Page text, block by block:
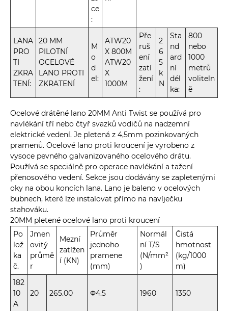
ce
:
LANA
PRO
TI
ZKRA
TENÍ:
20 MM
PILOTNÍ
OCELOVÉ
LANO PROTI
ZKRATENÍ
M
o
d
el:
ATW20
X 800M
ATW20
X
1000M
Pře
ruš
ení
zatí
žení
:
2
6
5
k
N
Sta
nd
ard
ní
dél
ka:
800
nebo
1000
metrů
voliteln
ě
Ocelové drátěné lano 20MM Anti Twist se používá pro
navlékání tří nebo čtyř svazků vodičů na nadzemní
elektrické vedení. Je pletená z 4,5mm pozinkovaných
pramenů. Ocelové lano proti kroucení je vyrobeno z
vysoce pevného galvanizovaného ocelového drátu.
Používá se speciálně pro operace navlékání a tažení
přenosového vedení. Sekce jsou dodávány se zapletenými
oky na obou koncích lana. Lano je baleno v ocelových
bubnech, které lze instalovat přímo na navíječku
stahováku.
20MM pletené ocelové lano proti kroucení
Po
lož
ka
č.
Jmen
ovitý
průmě
r
Mezní
zatížen
í (KN)
Průměr
jednoho
pramene
(mm)
Normál
ní T/S
(N/mm²
)
Čistá
hmotnost
(kg/1000
m)
182
10
A
20 265.00 Φ4.5 1960 1350